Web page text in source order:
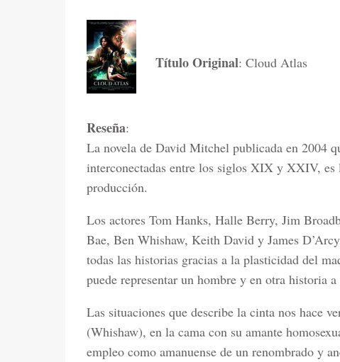
Título Original: Cloud Atlas
Reseña:
La novela de David Mitchel publicada en 2004
interconectadas entre los siglos XIX y XXIV, es
producción.
Los actores Tom Hanks, Halle Berry, Jim
Bae, Ben Whishaw, Keith David y James
todas las historias gracias a la plasticidad del
puede representar un hombre y en otra historia a
Las situaciones que describe la cinta nos hace
(Whishaw), en la cama con su amante
empleo como amanuense de un renombrado y